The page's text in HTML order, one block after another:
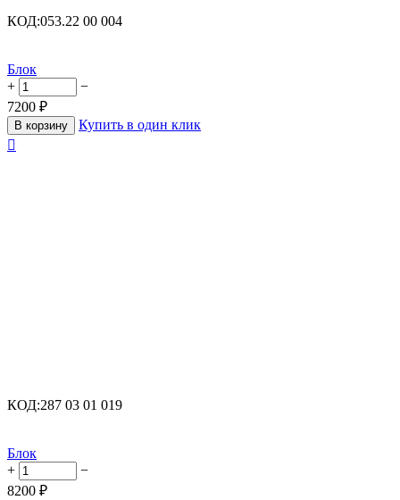
КОД:053.22 00 004
Блок
+
−
7200 ₽
В корзину
Купить в один клик

КОД:287 03 01 019
Блок
+
−
8200 ₽